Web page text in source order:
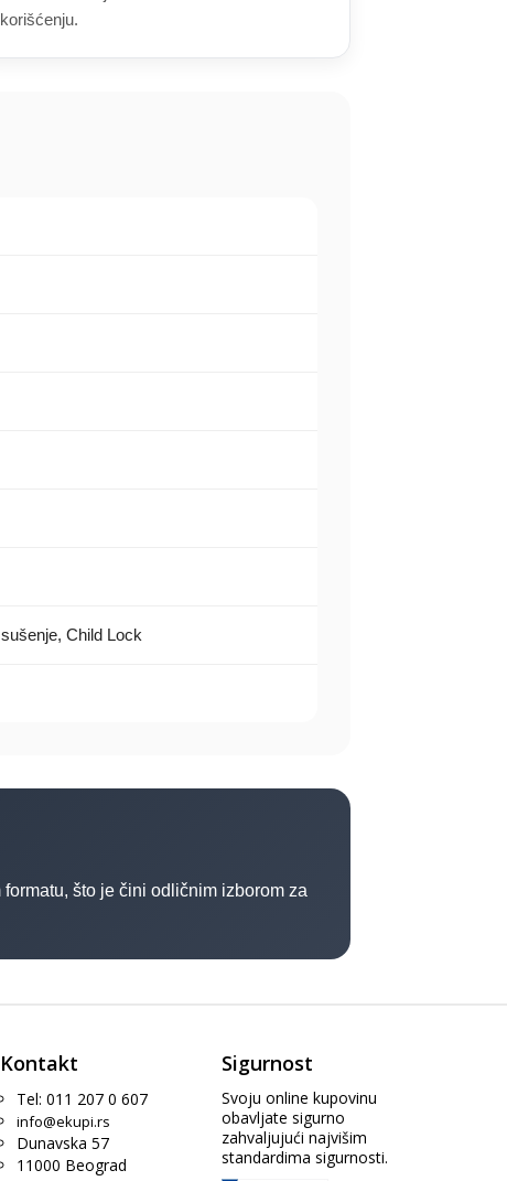
korišćenju.
Child Lock
što je čini odličnim izborom za
Kontakt
Tel: 011 207 0 607
info@ekupi.rs
Dunavska 57
11000 Beograd
Sigurnost
Svoju online kupovinu
obavljate sigurno
zahvaljujući najvišim
standardima sigurnosti.